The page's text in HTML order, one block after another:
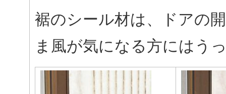
裾のシール材は、ドアの
ま風が気になる方にはう